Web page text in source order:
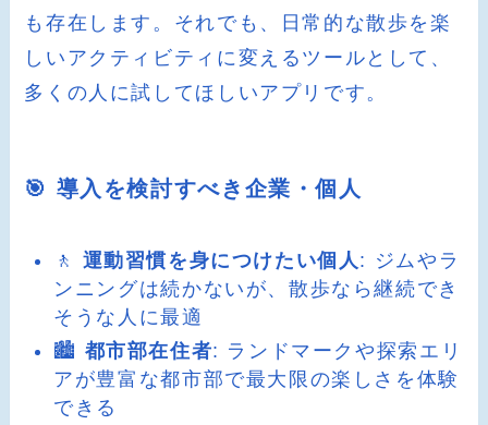
も存在します。それでも、日常的な散歩を楽
しいアクティビティに変えるツールとして、
多くの人に試してほしいアプリです。
🎯 導入を検討すべき企業・個人
🚶 運動習慣を身につけたい個人: ジムやラ
ンニングは続かないが、散歩なら継続でき
そうな人に最適
🏙️ 都市部在住者: ランドマークや探索エリ
アが豊富な都市部で最大限の楽しさを体験
できる